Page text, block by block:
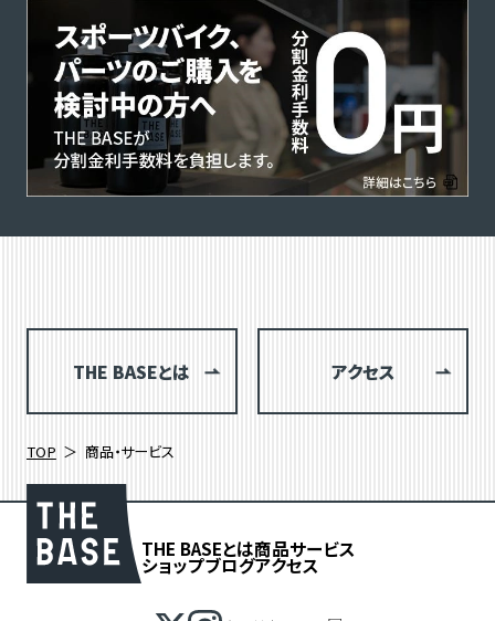
THE BASEとは アクセス
TOP 商品・サービス
THE BASEとは商品サービス
ショップブログアクセス